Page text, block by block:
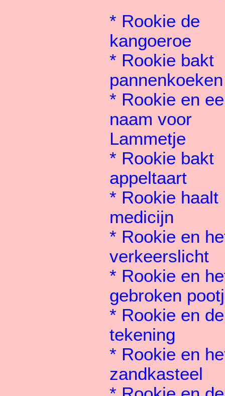
* Rookie de
kangoeroe
* Rookie bakt
pannenkoeken
* Rookie en
naam voor
Lammetje
* Rookie bakt
appeltaart
* Rookie haalt
medicijn
* Rookie en
verkeerslicht
* Rookie en
gebroken
* Rookie en de
tekening
* Rookie en
zandkasteel